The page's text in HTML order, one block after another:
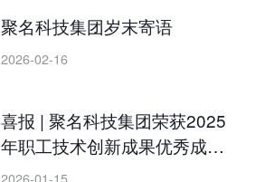
聚名科技集团岁末寄语
2026-02-16
喜报 | 聚名科技集团荣获2025
年职工技术创新成果优秀成果
奖
2026-01-15